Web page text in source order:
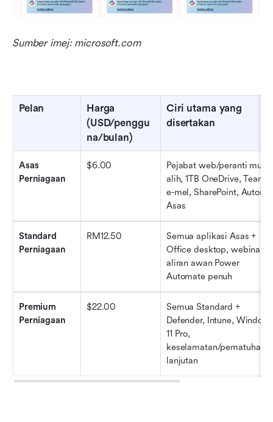
Sumber imej: microsoft.com
Pelan
Harga
(USD/penggu
na/bulan)
Ciri utama yang
disertakan
Asas
Perniagaan
$6.00
Pejabat web/peranti
alih, 1TB OneDrive, Teams,
e-mel, SharePoint,
Asas
Standard
Perniagaan
RM12.50
Semua aplikasi Asas +
Office desktop, webinar,
aliran awan Power
Automate penuh
Premium
Perniagaan
$22.00
Semua Standard +
Defender, Intune,
11 Pro,
keselamatan/pematuhan
lanjutan